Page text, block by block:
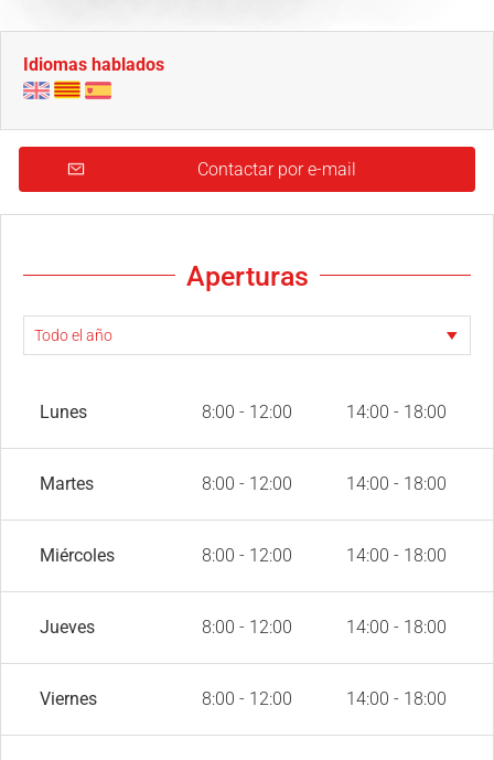
Idiomas hablados
Contactar por e-mail
Aperturas
Lunes 8:00 - 12:00 14:00 - 18:00
Martes 8:00 - 12:00 14:00 - 18:00
Miércoles 8:00 - 12:00 14:00 - 18:00
Jueves 8:00 - 12:00 14:00 - 18:00
Viernes 8:00 - 12:00 14:00 - 18:00